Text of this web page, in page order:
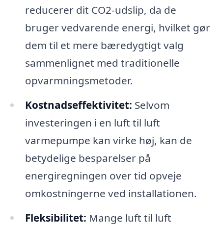
reducerer dit CO2-udslip, da de
bruger vedvarende energi, hvilket gør
dem til et mere bæredygtigt valg
sammenlignet med traditionelle
opvarmningsmetoder.
Kostnadseffektivitet: Selvom
investeringen i en luft til luft
varmepumpe kan virke høj, kan de
betydelige besparelser på
energiregningen over tid opveje
omkostningerne ved installationen.
Fleksibilitet: Mange luft til luft